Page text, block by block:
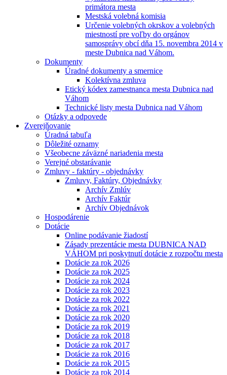
primátora mesta
Mestská volebná komisia
Určenie volebných okrskov a volebných
miestností pre voľby do orgánov
samosprávy obcí dňa 15. novembra 2014 v
meste Dubnica nad Váhom.
Dokumenty
Úradné dokumenty a smernice
Kolektívna zmluva
Etický kódex zamestnanca mesta Dubnica nad
Váhom
Technické listy mesta Dubnica nad Váhom
Otázky a odpovede
Zverejňovanie
Úradná tabuľa
Dôležité oznamy
Všeobecne záväzné nariadenia mesta
Verejné obstarávanie
Zmluvy - faktúry - objednávky
Zmluvy, Faktúry, Objednávky
Archív Zmlúv
Archív Faktúr
Archív Objednávok
Hospodárenie
Dotácie
Online podávanie žiadostí
Zásady prezentácie mesta DUBNICA NAD
VÁHOM pri poskytnutí dotácie z rozpočtu mesta
Dotácie za rok 2026
Dotácie za rok 2025
Dotácie za rok 2024
Dotácie za rok 2023
Dotácie za rok 2022
Dotácie za rok 2021
Dotácie za rok 2020
Dotácie za rok 2019
Dotácie za rok 2018
Dotácie za rok 2017
Dotácie za rok 2016
Dotácie za rok 2015
Dotácie za rok 2014